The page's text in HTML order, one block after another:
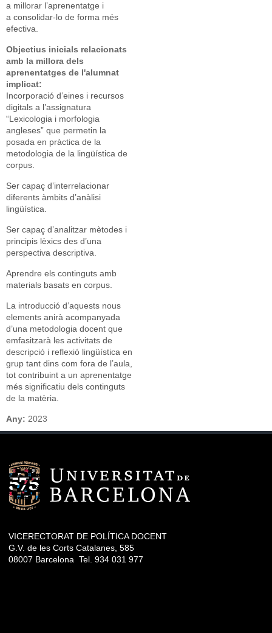
a millorar l’aprenentatge i
a consolidar-lo de forma més
efectiva.
Objectius inicials relacionats
amb la millora dels
aprenentatges de l'alumnat
implicat:
Incorporació d’eines i recursos
digitals a l’assignatura
“Lexicologia i morfologia
angleses” que permetin la
posada en pràctica de la
metodologia de la lingüística de
corpus.
Ser capaç d’interrelacionar
diferents àmbits d’anàlisi
lingüística.
Ser capaç d’analitzar mètodes i
principis lèxics des d’una
perspectiva descriptiva.
Aprendre els continguts amb
materials basats en corpus.
La introducció d’aquests nous
elements anirà acompanyada
d’una metodologia docent que
emfasitzarà les activitats de
descripció i reflexió lingüística en
grup tant dins com fora de l’aula,
tot contribuint a un aprenentatge
més significatiu dels continguts
de la matèria.
Any: 2023
VICERECTORAT DE POLÍTICA DOCENT
G.V. de les Corts Catalanes, 585
08007 Barcelona Tel. 934 031 977